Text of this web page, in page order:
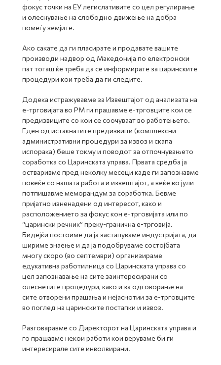
фокус точки на ЕУ легислативите со цел регулирање
и олеснување на слободно движење на добра
помеѓу земјите.
Ако сакате да ги пласирате и продавате вашите
производи надвор од Македонија по електронски
пат тогаш ќе треба да се информирате за царинските
процедури кои треба да ги следите.
Додека истражувавме за Извештајот од анализата на
е-трговијата во РМ ги прашавме е-трговците кои се
предизвиците со кои се соочуваат во работењето.
Еден од истакнатите предизвици (комплексни
административни процедури за извоз и скапа
испорака) беше токму и поводот за отпочнувањето
соработка со Царинската управа. Првата средба ја
остваривме пред неколку месеци каде ги запознавме
повеќе со нашата работа и извештајот, а веќе во јули
потпишавме меморандум за соработка. Бевме
пријатно изненадени од интересот, како и
расположението за фокус кон е-трговијата или по
“царински речник” преку-гранична е-трговија.
Бидејќи постоиме да ја застапуваме индустријата, да
шириме знаење и да ја подобруваме состојбата
многу скоро (во септември) организираме
едукативна работилница со Царинската управа со
цел запознавање на сите заинтересирани со
олеснетите процедури, како и за одговорање на
сите отворени прашања и нејаснотии за е-трговците
во поглед на царинските постапки и извоз.
Разговаравме со Директорот на Царинската управа и
го прашавме некои работи кои веруваме би ги
интересирале сите инволвирани.